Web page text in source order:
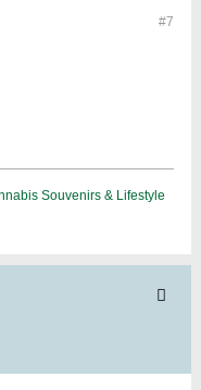
#7
Souvenirs & Lifestyle